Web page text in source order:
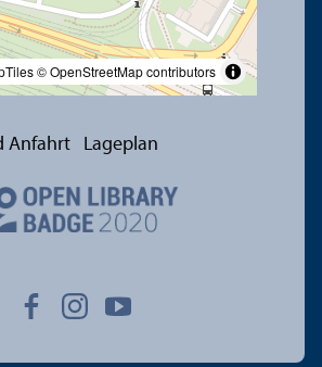
© OpenStreetMap contributors
Anfahrt Lageplan